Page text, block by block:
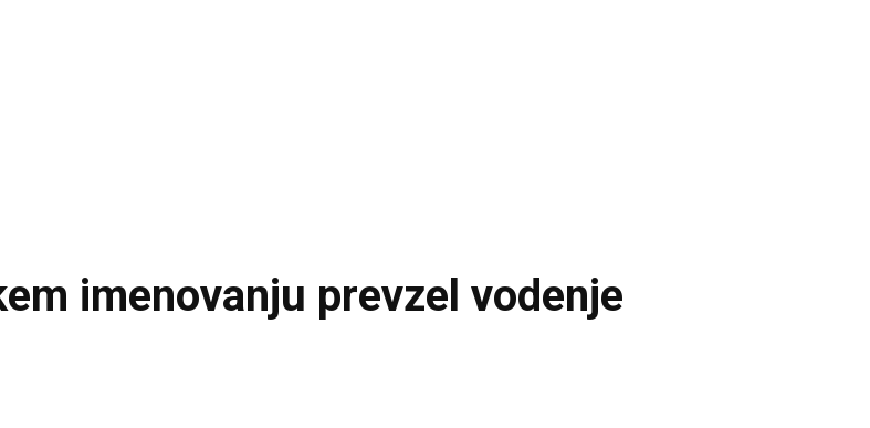
imenovanju prevzel vodenje